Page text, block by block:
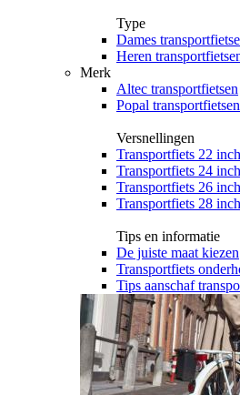
Type
Dames
Heren
Merk
Altec transportfietsen
Popal transportfietsen
Versnellingen
Transportfiets 22
Transportfiets 24
Transportfiets 26
Transportfiets 28
Tips en informatie
De juiste maat kiezen
Transportfiets
Tips aanschaf